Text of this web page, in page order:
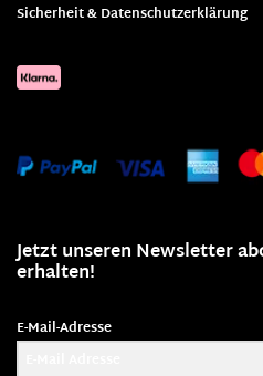
Sicherheit & Datenschutzerklärung
Jetzt unseren Newsletter
erhalten!
E-Mail-Adresse